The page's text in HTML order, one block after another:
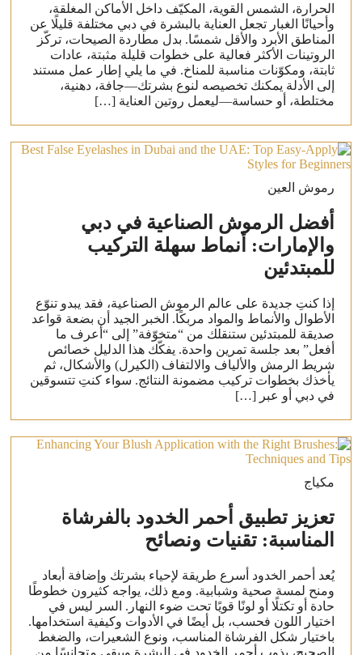
الحرارة، الشمس القوية، المكيّف داخل الأماكن المغلقة،
وأحيانًا الغبار تجعل العناية بالبشرة في دبي مختلفة قليلًا عن
المناطق الأبرد والأقل شمسًا. بدل مطاردة الصيحات، تركّز
الروتينات الأكثر فعالية على خطوات قليلة مثبتة، عادات
ثابتة، ومكوّنات مناسبة للمناخ. في ما يلي إطار عمل مستند
إلى الأدلة يمكنك تخصيصه لنوع بشرتك—جافة، دهنية،
مختلطة، أو حساسة—ليعمل روتين العناية […]
رموش العين
أفضل الرموش الصناعية في دبي
والإمارات: أنماط سهلة التركيب
للمبتدئين
إذا كنتِ جديدة على عالم الرموش الصناعية، فقد يبدو تنوّع
الأطوال والأنماط والمواد مربكًا. الخبر الجيد أن بضعة قواعد
صديقة للمبتدئين ستنقلك من “متخوّفة” إلى “أعرف ما
أفعل” بعد جلسة تمرين واحدة. يفكّك هذا الدليل خصائص
شريط الرمش والألياف والالتفاف (الكيرل) والأشكال، ثم
يأخذك بخطوات تركيب مضمونة النتائج. سواء كنتِ تتسوقين
في دبي أو عبر […]
مكياج
تعزيز تطبيق أحمر الخدود بالفرشاة
المناسبة: تقنيات ونصائح
يُعد أحمر الخدود أسرع طريقة لإحياء بشرتك وإضافة أبعاد
ومنح لمسة صحية وشبابية. ومع ذلك، يواجه كثيرون خطوطًا
حادة أو تكتلًا أو لونًا قويًا تحت ضوء النهار. السر ليس في
اختيار اللون فحسب، بل أيضًا في الأدوات وكيفية استخدامها.
باختيار شكل الفرشاة المناسب، ونوع الشعيرات، والضغط
الصحيح، يذوب أحمر الخدود في البشرة ويبقى متجانسًا من